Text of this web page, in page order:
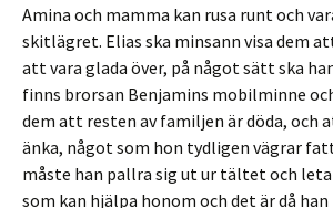
Amina och mamma kan rusa runt och
skitlägret. Elias ska minsann visa dem
att vara glada över, på något sätt ska
finns brorsan Benjamins mobilminne
dem att resten av familjen är döda, och
änka, något som hon tydligen vägrar
måste han pallra sig ut ur tältet och
som kan hjälpa honom och det är då